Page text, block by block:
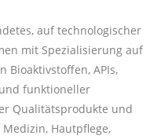
auf technologischer
mit Spezialisierung auf
Bioaktivstoffen, APIs,
funktioneller
Qualitätsprodukte und
Hautpflege,